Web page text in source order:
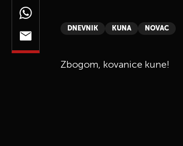
DNEVNIK KUNA NOVAC
Zbogom, kovanice kune!